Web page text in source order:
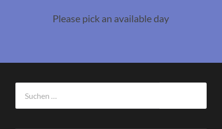
Please pick an available day
nach: